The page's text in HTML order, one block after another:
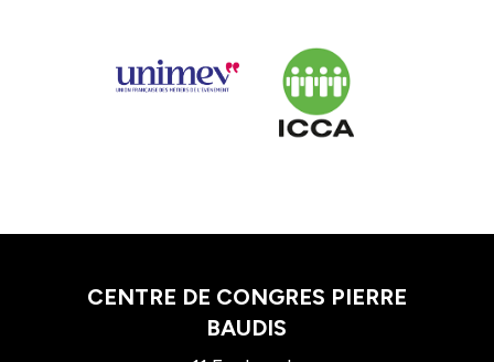
CENTRE DE CONGRES PIERRE
BAUDIS